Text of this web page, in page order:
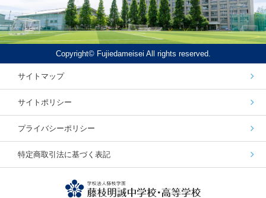
Copyright© Fujiedameisei All rights reserved.
サイトマップ
サイトポリシー
プライバシーポリシー
特定商取引法に基づく表記